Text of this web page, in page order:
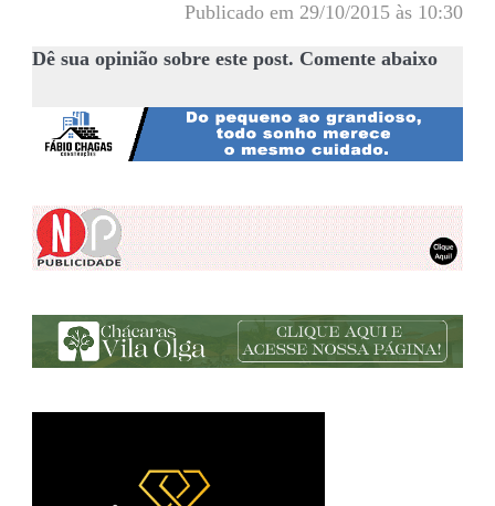
Publicado em 29/10/2015 às 10:30
Dê sua opinião sobre este post. Comente abaixo